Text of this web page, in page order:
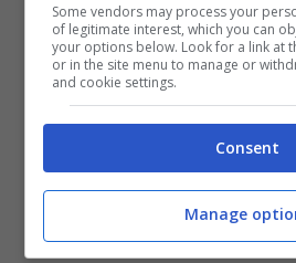
Terracina /
cittadino ai partigiani,
della locale sezione
Some vendors may process your
of legitimate interest, which you can
your options below. Look for a link at
or in the site menu to manage or
and cookie settings.
Consent
Manage